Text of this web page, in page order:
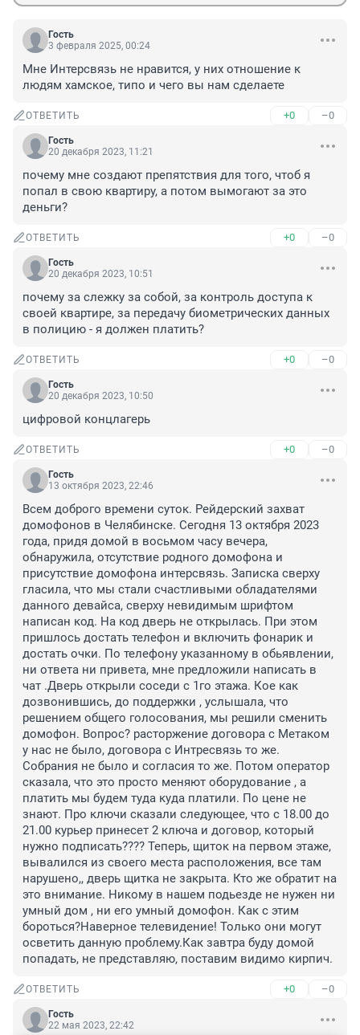
Гость
3 февраля 2025, 00:24
Мне Интерсвязь не нравится, у них отношение к
людям хамское, типо и чего вы нам сделаете
ОТВЕТИТЬ +0 –0
Гость
20 декабря 2023, 11:21
почему мне создают препятствия для того, чтоб я
попал в свою квартиру, а потом вымогают за это
деньги?
ОТВЕТИТЬ +0 –0
Гость
20 декабря 2023, 10:51
почему за слежку за собой, за контроль доступа к
своей квартире, за передачу биометрических данных
в полицию - я должен платить?
ОТВЕТИТЬ +0 –0
Гость
20 декабря 2023, 10:50
цифровой концлагерь
ОТВЕТИТЬ +0 –0
Гость
13 октября 2023, 22:46
Всем доброго времени суток. Рейдерский захват
домофонов в Челябинске. Сегодня 13 октября 2023
года, придя домой в восьмом часу вечера,
обнаружила, отсутствие родного домофона и
присутствие домофона интерсвязь. Записка сверху
гласила, что мы стали счастливыми обладателями
данного девайса, сверху невидимым шрифтом
написан код. На код дверь не открылась. При этом
пришлось достать телефон и включить фонарик и
достать очки. По телефону указанному в обьявлении,
ни ответа ни привета, мне предложили написать в
чат .Дверь открыли соседи с 1го этажа. Кое как
дозвонившись, до поддержки , услышала, что
решением общего голосования, мы решили сменить
домофон. Вопрос? расторжение договора с Метаком
у нас не было, договора с Интресвязь то же.
Собрания не было и согласия то же. Потом оператор
сказала, что это просто меняют оборудование , а
платить мы будем туда куда платили. По цене не
знают. Про ключи сказали следующее, что с 18.00 до
21.00 курьер принесет 2 ключа и договор, который
нужно подписать???? Теперь, щиток на первом этаже,
вывалился из своего места расположения, все там
нарушено,, дверь щитка не закрыта. Кто же обратит на
это внимание. Никому в нашем подьезде не нужен ни
умный дом , ни его умный домофон. Как с этим
бороться?Наверное телевидение! Только они могут
осветить данную проблему.Как завтра буду домой
попадать, не представляю, поставим видимо кирпич.
ОТВЕТИТЬ +0 –0
Гость
22 мая 2023, 22:42